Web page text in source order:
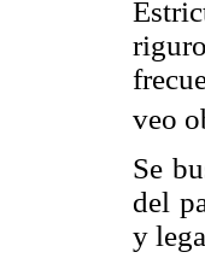
veo
Se
del
y